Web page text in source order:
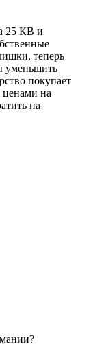
25 КВ и
теперь
уменьшить
покупает
на
на